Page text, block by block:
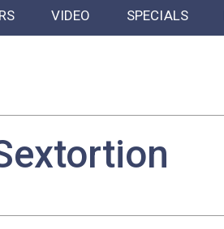
VIDEO SPECIALS